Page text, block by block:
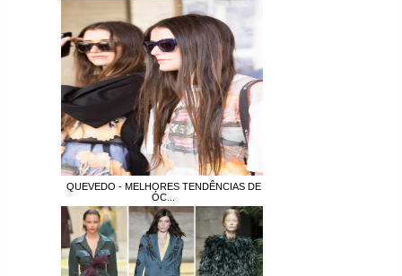
QUEVEDO - MELHORES TENDÊNCIAS DE
ÓC...